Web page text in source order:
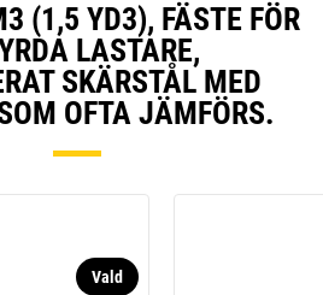
(1,5 YD3), FÄSTE FÖR
LASTARE,
SKÄRSTÅL MED
OFTA JÄMFÖRS.
Vald